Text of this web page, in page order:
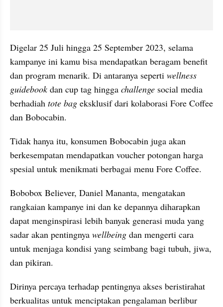
Digelar 25 Juli hingga 25 September 2023, selama
kampanye ini kamu bisa mendapatkan beragam benefit
dan program menarik. Di antaranya seperti wellness
guidebook dan cup tag hingga challenge social media
berhadiah tote bag eksklusif dari kolaborasi Fore Coffee
dan Bobocabin.
Tidak hanya itu, konsumen Bobocabin juga akan
berkesempatan mendapatkan voucher potongan harga
spesial untuk menikmati berbagai menu Fore Coffee.
Bobobox Believer, Daniel Mananta, mengatakan
rangkaian kampanye ini dan ke depannya diharapkan
dapat menginspirasi lebih banyak generasi muda yang
sadar akan pentingnya wellbeing dan mengerti cara
untuk menjaga kondisi yang seimbang bagi tubuh, jiwa,
dan pikiran.
Dirinya percaya terhadap pentingnya akses beristirahat
berkualitas untuk menciptakan pengalaman berlibur